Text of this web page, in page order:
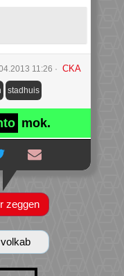
11:26 CKA
stadhuis
mok.
zeggen